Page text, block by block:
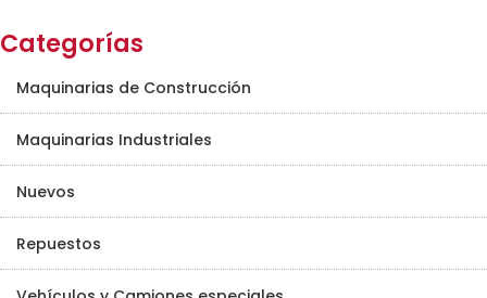
Categorías
Maquinarias de Construcción
Maquinarias Industriales
Nuevos
Repuestos